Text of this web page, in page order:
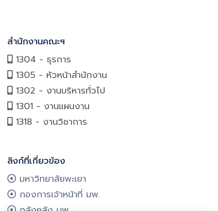
สำนักงานคณะฯ
1304 - ธุรการ
1305 - หัวหน้าสำนักงาน
1302 - งานบริหารทั่วไป
1301 - งานแผนงาน
1318 - งานวิชาการ
ลิงก์ที่เกี่ยวข้อง
มหาวิทยาลัยพะเยา
กองการเจ้าหน้าที่ มพ.